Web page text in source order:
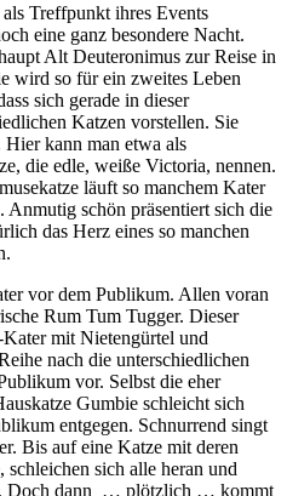
Treffpunkt ihres Events
eine ganz besondere Nacht.
Alt Deuteronimus zur Reise in
wird so für ein zweites Leben
sich gerade in dieser
Katzen vorstellen. Sie
kann man etwa als
die edle, weiße Victoria, nennen.
läuft so manchem Kater
Anmutig schön präsentiert sich die
das Herz eines so manchen
vor dem Publikum. Allen voran
Rum Tum Tugger. Dieser
mit Nietengürtel und
nach die unterschiedlichen
vor. Selbst die eher
Gumbie schleicht sich
entgegen. Schnurrend singt
Bis auf eine Katze mit deren
sich alle heran und
Doch dann … plötzlich … kommt